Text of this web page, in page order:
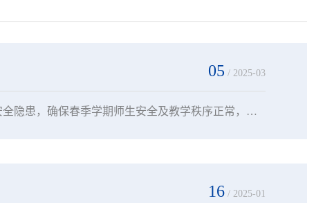
05 / 2025-03
为进一步做好2025年实验室安全管理工作，强化安全防范意识，消除实验室安全隐患，确保春季学期师生安全及教学秩序正常，全力确保“两会”期间安全稳定。3月5日上午，由学院党委委员、副院长郭志忠带队开展了实验室安全集中检查，办公室、教务处等部门相关负责人参加检查。为严密防控重点环节安全风险，检查组一行先后来到科教大厦、警体馆、实验实训楼等重点部位，对各相关部门所属实验实训室进行全面检查，实地检查了消防设施、使用记录台账、...
16 / 2025-01